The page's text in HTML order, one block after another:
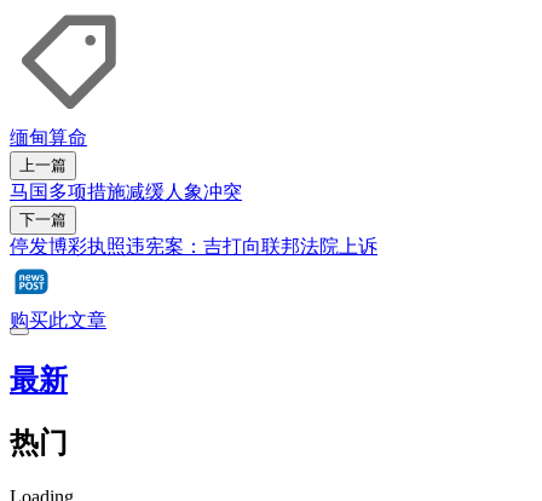
缅甸算命
上一篇
马国多项措施减缓人象冲突
下一篇
停发博彩执照违宪案：吉打向联邦法院上诉
购买此文章
最新
热门